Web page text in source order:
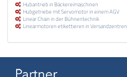
Hubantrieb in Bäckereimaschinen
Hubgetriebe mit Servomotor in einem AGV
Linear Chain in der Bühnentechnik
Linearmotoren etikettieren in Versandzentren